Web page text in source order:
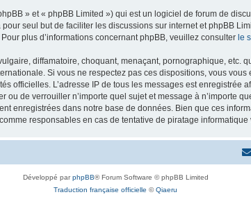
» et « phpBB Limited ») qui est un logiciel de forum de
seul but de faciliter les discussions sur internet et phpBB
plus d’informations concernant phpBB, veuillez consulter le
diffamatoire, choquant, menaçant, pornographique, etc.
Si vous ne respectez pas ces dispositions, vous
officielles. L’adresse IP de tous les messages est enregistrée
de verrouiller n’importe quel sujet et message à n’importe
enregistrées dans notre base de données. Bien que ces
responsables en cas de tentative de piratage informatique
Développé parphpBB® Forum Software © phpBB Limited
Traduction française officielle ©Qiaeru